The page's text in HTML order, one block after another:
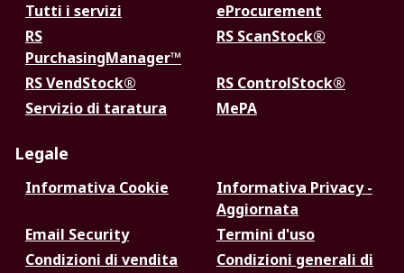
Tutti i servizi
eProcurement
RS
PurchasingManager™
RS ScanStock®
RS VendStock®
RS ControlStock®
Servizio di taratura
MePA
Legale
Informativa Cookie
Informativa Privacy -
Aggiornata
Email Security
Termini d'uso
Condizioni di vendita
Condizioni generali di